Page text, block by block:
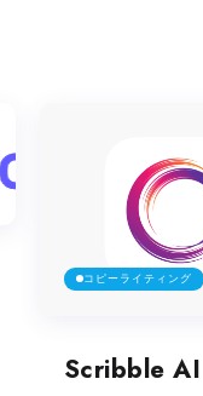
コピーライティング
Scribble AI